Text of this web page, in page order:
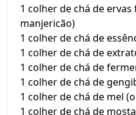
1 colher de chá de
manjericão)
1 colher de chá de
1 colher de chá de
1 colher de chá de
1 colher de chá de
1 colher de chá de mel
1 colher de chá de